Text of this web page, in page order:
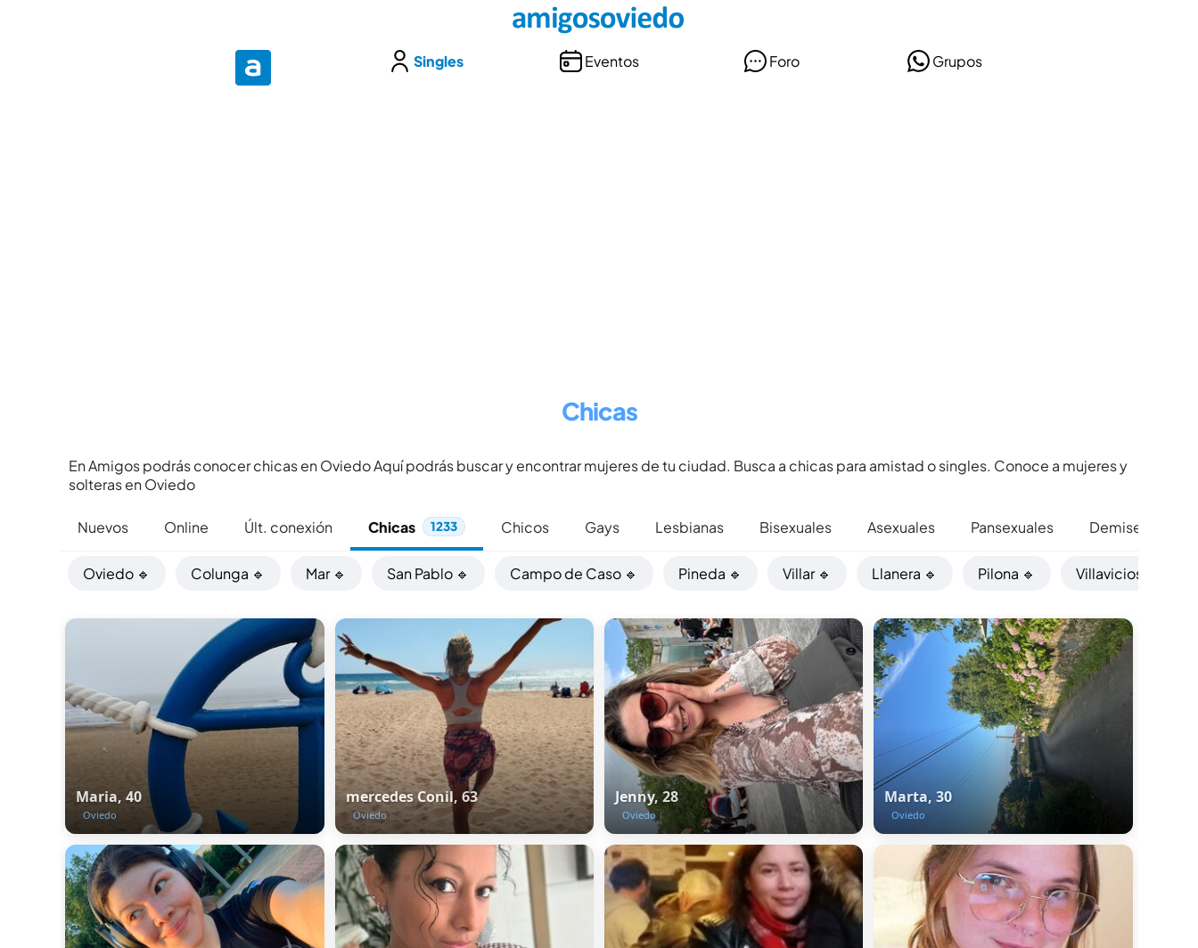
Singles Eventos Foro Grupos
Chicas
En Amigos podrás conocer chicas en Oviedo Aquí podrás buscar y encontrar mujeres de tu ciudad. Busca a chicas para amistad o singles. Conoce a mujeres y
solteras en Oviedo
Nuevos Online Últ. conexión Chicas 1233 Chicos Gays Lesbianas Bisexuales Asexuales Pansexuales Demisexuales
Oviedo 🔹 Colunga 🔹 Mar 🔹 San Pablo 🔹 Campo de Caso 🔹 Pineda 🔹 Villar 🔹 Llanera 🔹 Pilona 🔹 Villaviciosa 🔹
Maria, 40
Oviedo
mercedes Conil, 63
Oviedo
Jenny, 28
Oviedo
Marta, 30
Oviedo